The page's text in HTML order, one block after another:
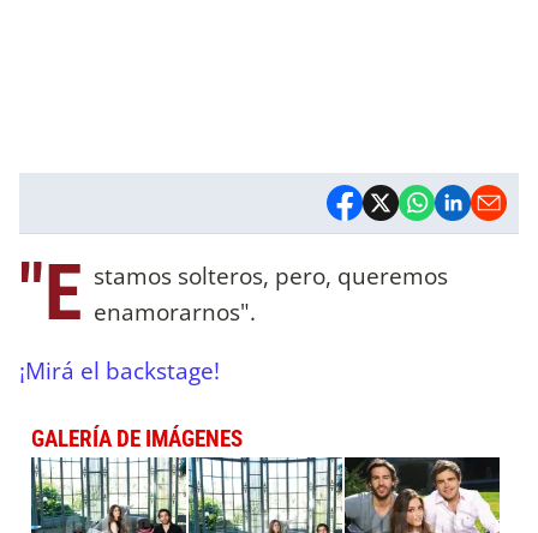
"E stamos solteros, pero, queremos
enamorarnos".
¡Mirá el backstage!
GALERÍA DE IMÁGENES